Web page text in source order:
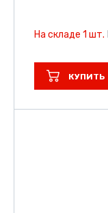
На складе 1 шт.
КУПИТЬ